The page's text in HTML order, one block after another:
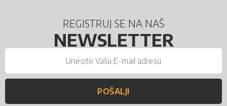
REGISTRUJ SE NA NAŠ
NEWSLETTER
POŠALJI